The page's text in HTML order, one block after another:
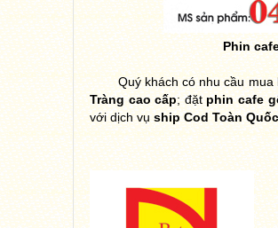
Phin
Quý khách có nhu cầu mua
Tràng cao cấp; đặt phin cafe
với dịch vụ ship Cod Toàn Quốc